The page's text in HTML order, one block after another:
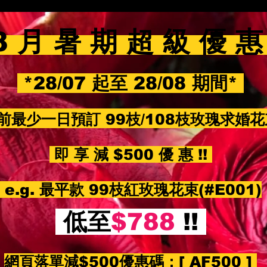
月 暑 期 超 級 優
*28/07 起至 28/08 期間*
最少一日預訂 99枝/108枝玫瑰求婚
即 享 減 $500 優 惠 !!
e.g. 最平款 99枝紅玫瑰花束(#E001)
低至$788 !!
網頁落單減$500優惠碼： [ AF500 ]